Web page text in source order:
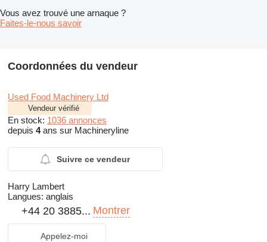
Vous avez trouvé une arnaque ?
Faites-le-nous savoir
Coordonnées du vendeur
Used Food Machinery Ltd
Vendeur vérifié
En stock: 1036 annonces
depuis 4ans sur Machineryline
Suivre ce vendeur
Harry Lambert
Langues: anglais
+44 20 3885... Montrer
Appelez-moi